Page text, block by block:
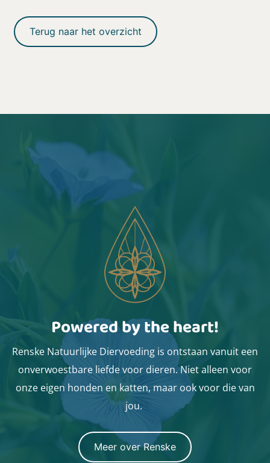
Terug naar het overzicht
Powered by the heart!
Renske Natuurlijke Diervoeding is ontstaan vanuit een
onverwoestbare liefde voor dieren. Niet alleen voor
onze eigen honden en katten, maar ook voor die van
jou.
Meer over Renske